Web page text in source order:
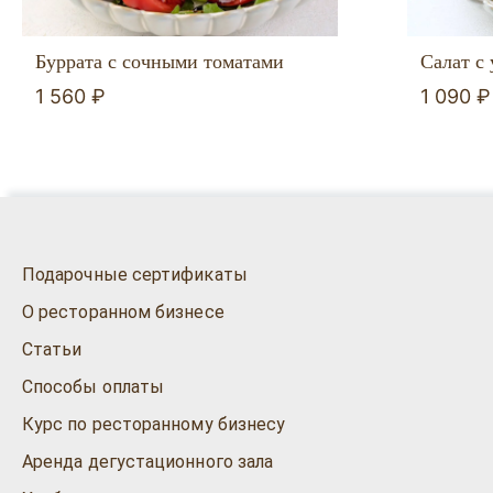
Буррата с сочными томатами
1 560 ₽
Салат с
1 090 ₽
Подарочные сертификаты
О ресторанном бизнесе
Статьи
Способы оплаты
Курс по ресторанному бизнесу
Аренда дегустационного зала